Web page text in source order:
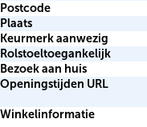
Postcode
Plaats
Keurmerk aanwezig
Rolstoeltoegankelijk
Bezoek aan huis
Openingstijden URL
Winkelinformatie